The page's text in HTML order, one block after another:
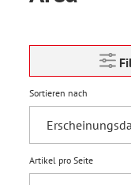
Sortieren nach
Artikel pro Seite